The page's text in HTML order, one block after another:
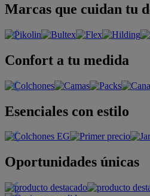
Marcas que cuidan tu
Confort a tu medida
Esenciales con estilo
Oportunidades únicas